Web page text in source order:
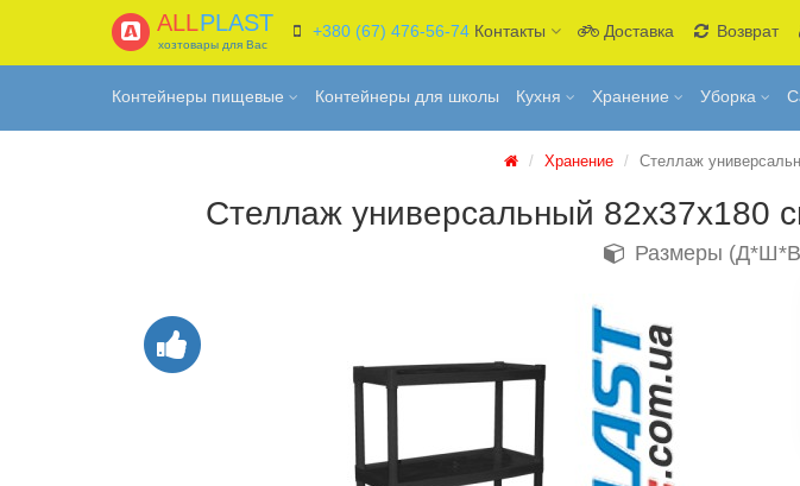
ALLPLAST
хозтовары для Вас
+380 (67) 476-56-74 Контакты Доставка Возврат
Контейнеры пищевые Контейнеры для школы Кухня Хранение Уборка
Хранение Стеллаж
Стеллаж универсальный 82х37х180
Размеры